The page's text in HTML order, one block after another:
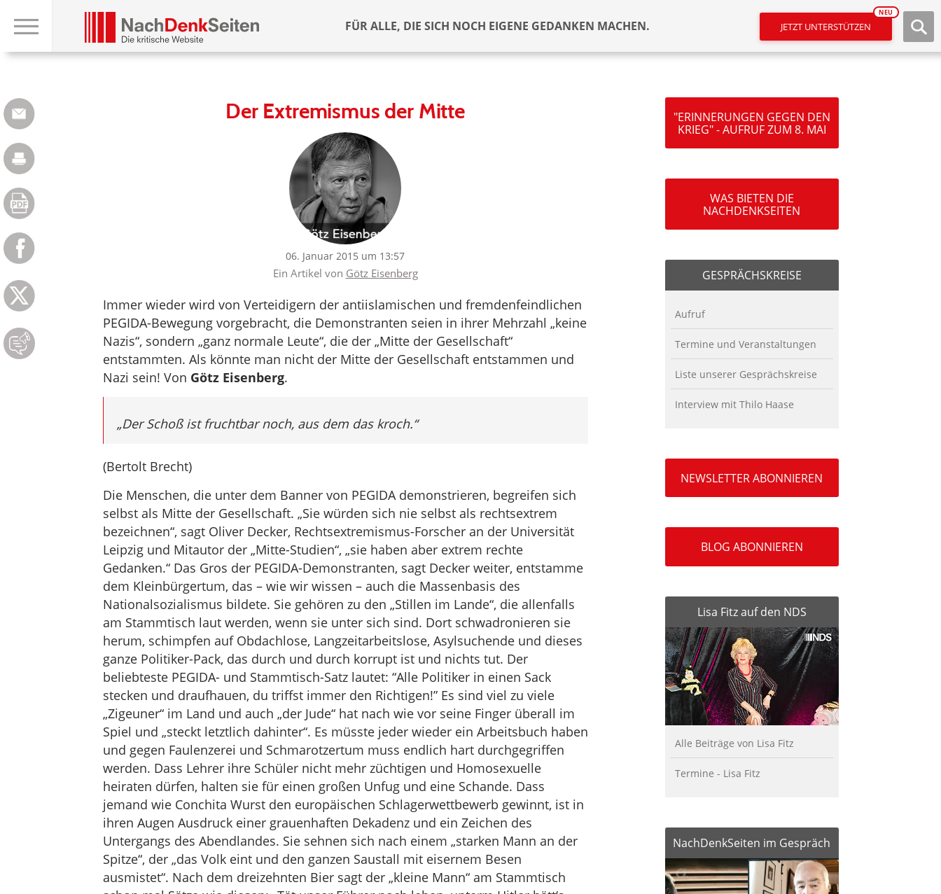
FÜR ALLE, DIE SICH NOCH EIGENE GEDANKEN MACHEN. JETZT UNTERSTÜTZEN
NEU
Der Extremismus der Mitte
06. Januar 2015 um 13:57
Ein Artikel von Götz Eisenberg
Immer wieder wird von Verteidigern der antiislamischen und fremdenfeindlichen
PEGIDA-Bewegung vorgebracht, die Demonstranten seien in ihrer Mehrzahl „keine
Nazis“, sondern „ganz normale Leute“, die der „Mitte der Gesellschaft“
entstammten. Als könnte man nicht der Mitte der Gesellschaft entstammen und
Nazi sein! Von Götz Eisenberg.
„Der Schoß ist fruchtbar noch, aus dem das kroch.“
(Bertolt Brecht)
Die Menschen, die unter dem Banner von PEGIDA demonstrieren, begreifen sich
selbst als Mitte der Gesellschaft. „Sie würden sich nie selbst als rechtsextrem
bezeichnen“, sagt Oliver Decker, Rechtsextremismus-Forscher an der Universität
Leipzig und Mitautor der „Mitte-Studien“, „sie haben aber extrem rechte
Gedanken.“ Das Gros der PEGIDA-Demonstranten, sagt Decker weiter, entstamme
dem Kleinbürgertum, das – wie wir wissen – auch die Massenbasis des
Nationalsozialismus bildete. Sie gehören zu den „Stillen im Lande“, die allenfalls
am Stammtisch laut werden, wenn sie unter sich sind. Dort schwadronieren sie
herum, schimpfen auf Obdachlose, Langzeitarbeitslose, Asylsuchende und dieses
ganze Politiker-Pack, das durch und durch korrupt ist und nichts tut. Der
beliebteste PEGIDA- und Stammtisch-Satz lautet: “Alle Politiker in einen Sack
stecken und draufhauen, du triffst immer den Richtigen!” Es sind viel zu viele
„Zigeuner“ im Land und auch „der Jude“ hat nach wie vor seine Finger überall im
Spiel und „steckt letztlich dahinter“. Es müsste jeder wieder ein Arbeitsbuch haben
und gegen Faulenzerei und Schmarotzertum muss endlich hart durchgegriffen
werden. Dass Lehrer ihre Schüler nicht mehr züchtigen und Homosexuelle
heiraten dürfen, halten sie für einen großen Unfug und eine Schande. Dass
jemand wie Conchita Wurst den europäischen Schlagerwettbewerb gewinnt, ist in
ihren Augen Ausdruck einer grauenhaften Dekadenz und ein Zeichen des
Untergangs des Abendlandes. Sie sehnen sich nach einem „starken Mann an der
Spitze“, der „das Volk eint und den ganzen Saustall mit eisernem Besen
ausmistet“. Nach dem dreizehnten Bier sagt der „kleine Mann“ am Stammtisch
"ERINNERUNGEN GEGEN DEN
KRIEG" - AUFRUF ZUM 8. MAI
WAS BIETEN DIE
NACHDENKSEITEN
GESPRÄCHSKREISE
Aufruf
Termine und Veranstaltungen
Liste unserer Gesprächskreise
Interview mit Thilo Haase
NEWSLETTER ABONNIEREN
BLOG ABONNIEREN
Lisa Fitz auf den NDS
Alle Beiträge von Lisa Fitz
Termine - Lisa Fitz
NachDenkSeiten im Gespräch